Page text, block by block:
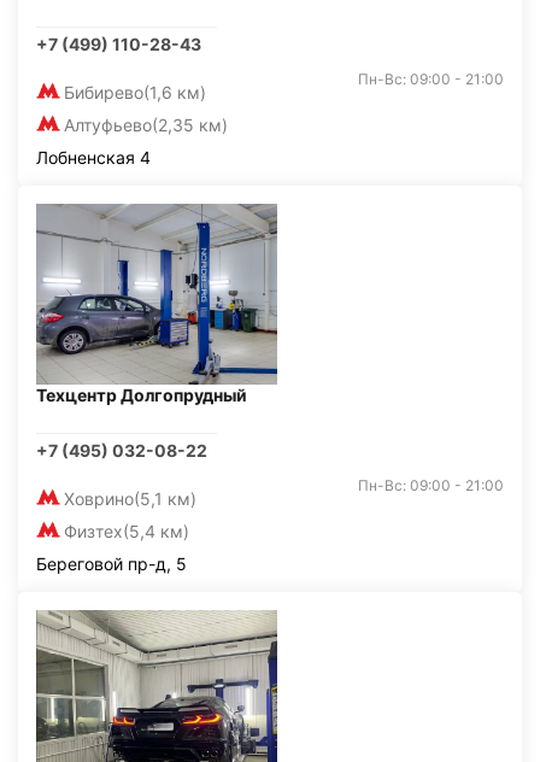
+7 (499) 110-28-43
Бибирево(1,6 км)
Алтуфьево(2,35 км)
Пн-Вс: 09:00 - 21:00
Лобненская 4
Техцентр Долгопрудный
+7 (495) 032-08-22
Ховрино(5,1 км)
Физтех(5,4 км)
Пн-Вс: 09:00 - 21:00
Береговой пр-д, 5